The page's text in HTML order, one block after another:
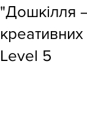
"Дошкілля
креативних
Level 5